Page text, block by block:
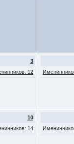
3
12
10
14